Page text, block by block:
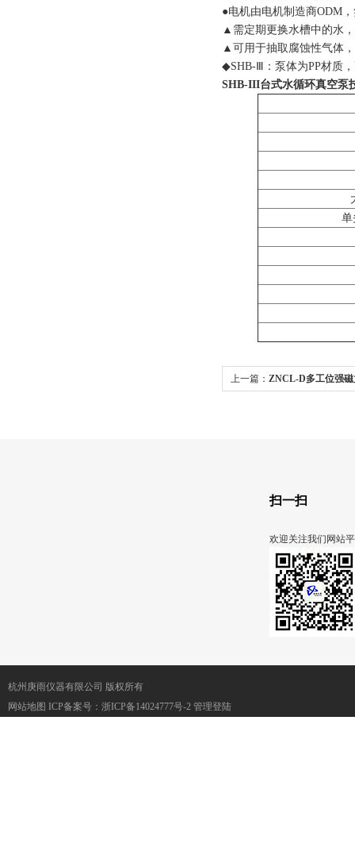
●电机由电机制造商ODM
▲需定期更换水槽中的水
▲可用于抽取腐蚀性气体
◆SHB-Ⅲ：泵体为PP材质
SHB-III台式水循环真空泵​
单
上一篇： ZNCL-D多工位强
扫一扫
欢迎关注我们网站
杭州庚雨仪器有限公司 版权所有
网站地图 ICP备案号： 浙ICP备14024777号-2 管理登陆